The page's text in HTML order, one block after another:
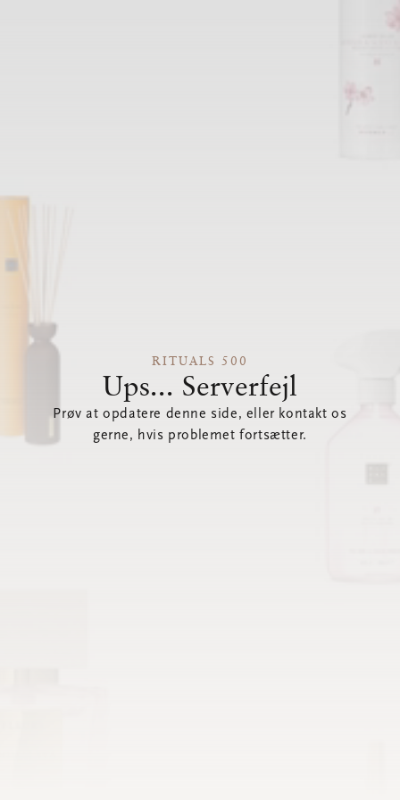
RITUALS 500
Ups... Serverfejl
Prøv at opdatere denne side, eller kontakt os
gerne, hvis problemet fortsætter.